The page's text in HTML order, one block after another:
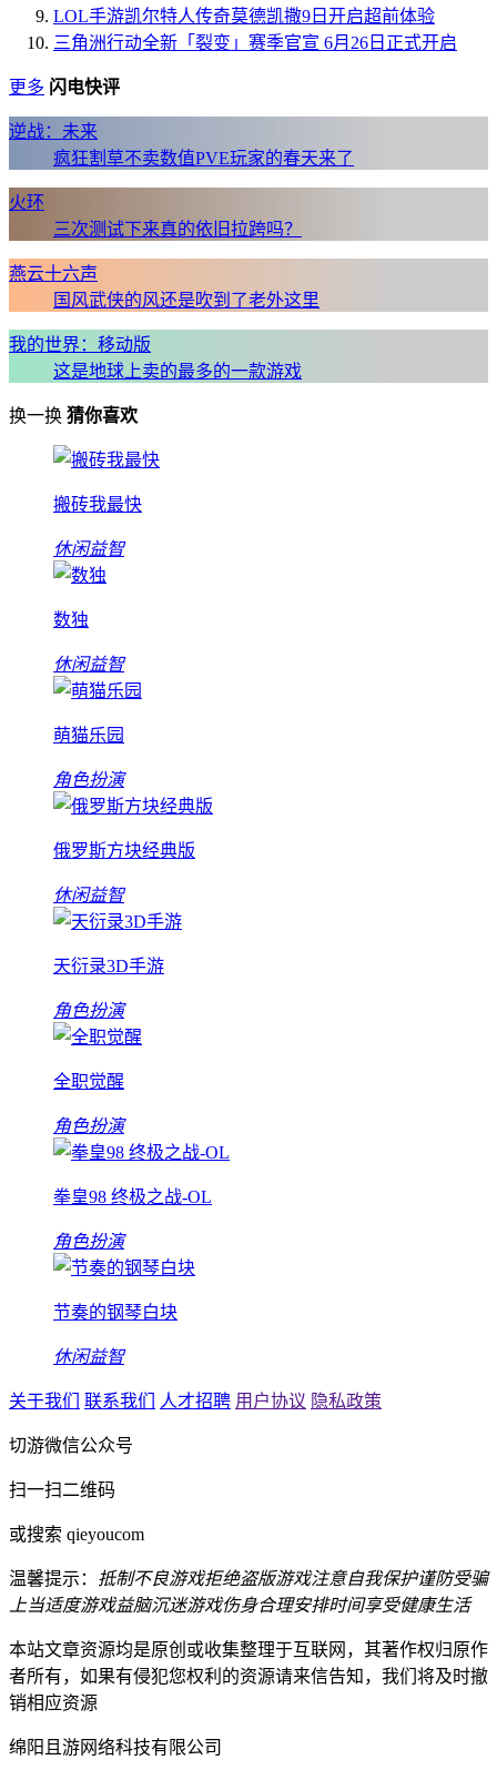
LOL手游凯尔特人传奇莫德凯撒9日开启超前体验
三角洲行动全新「裂变」赛季官宣 6月26日正式开启
更多 闪电快评
逆战：未来
疯狂割草不卖数值PVE玩家的春天来了
火环
三次测试下来真的依旧拉跨吗？
燕云十六声
国风武侠的风还是吹到了老外这里
我的世界：移动版
这是地球上卖的最多的一款游戏
换一换 猜你喜欢
搬砖我最快
休闲益智
数独
休闲益智
萌猫乐园
角色扮演
俄罗斯方块经典版
休闲益智
天衍录3D手游
角色扮演
全职觉醒
角色扮演
拳皇98 终极之战-OL
角色扮演
节奏的钢琴白块
休闲益智
关于我们 联系我们 人才招聘 用户协议 隐私政策
切游微信公众号
扫一扫二维码
或搜索 qieyoucom
温馨提示： 抵制不良游戏拒绝盗版游戏注意自我保护谨防受骗
上当适度游戏益脑沉迷游戏伤身合理安排时间享受健康生活
本站文章资源均是原创或收集整理于互联网，其著作权归原作
者所有，如果有侵犯您权利的资源请来信告知，我们将及时撤
销相应资源
绵阳且游网络科技有限公司